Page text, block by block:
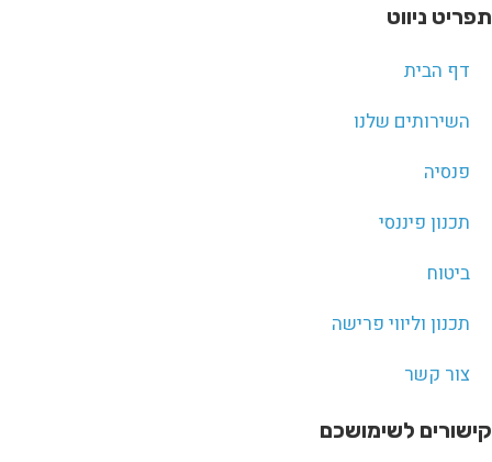
תפריט ניווט
דף הבית
השירותים שלנו
פנסיה
תכנון פיננסי
ביטוח
תכנון וליווי פרישה
צור קשר
קישורים לשימושכם